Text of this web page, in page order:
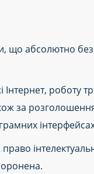
що абсолютно
роботу
за